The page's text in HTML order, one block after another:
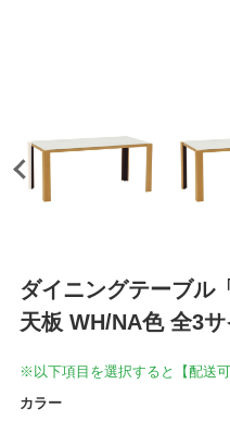
ダイニングテーブル
天板 WH/NA色 全3
※以下項目を選択すると【配送
カラー